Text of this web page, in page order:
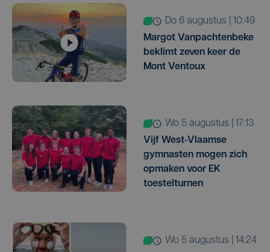
do 6 augustus | 10:49
Margot Vanpachtenbeke
beklimt zeven keer de
Mont Ventoux
wo 5 augustus | 17:13
Vijf West-Vlaamse
gymnasten mogen zich
opmaken voor EK
toestelturnen
wo 5 augustus | 14:24